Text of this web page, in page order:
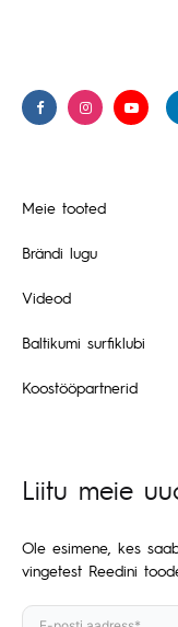
Meie tooted
Brändi lugu
Videod
Baltikumi surfiklubi
Koostööpartnerid
Liitu meie
Ole esimene, kes
vingetest Reedini